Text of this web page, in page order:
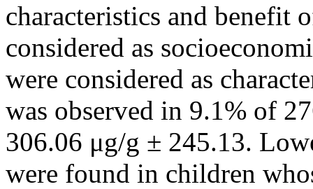
characteristics and benefit
considered as
were considered as
was observed in 9.1% of
306.06 μg/g ± 245.13.
were found in children